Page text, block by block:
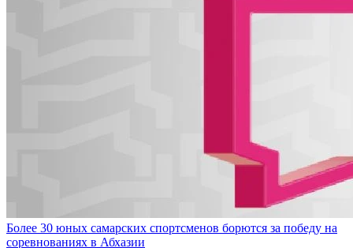
Более 30 юных самарских спортсменов борются за победу на
соревнованиях в Абхазии